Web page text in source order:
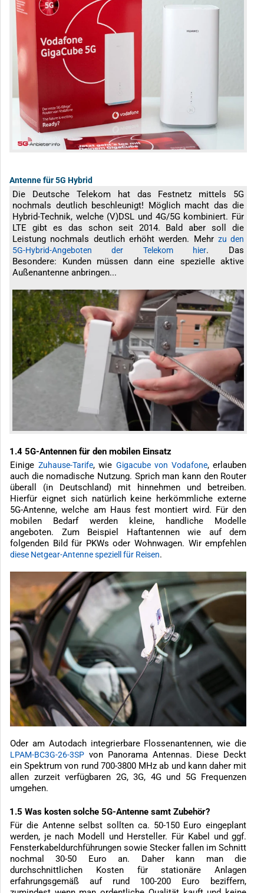
Antenne für 5G Hybrid
Die Deutsche Telekom hat das Festnetz mittels 5G
nochmals deutlich beschleunigt! Möglich macht das die
Hybrid-Technik, welche (V)DSL und 4G/5G kombiniert. Für
LTE gibt es das schon seit 2014. Bald aber soll die
Leistung nochmals deutlich erhöht werden. Mehr zu den
5G-Hybrid-Angeboten der Telekom hier. Das
Besondere: Kunden müssen dann eine spezielle aktive
Außenantenne anbringen...
1.4 5G-Antennen für den mobilen Einsatz
Einige Zuhause-Tarife, wieGigacube von Vodafone, erlauben
auch die nomadische Nutzung. Sprich man kann den Router
überall (in Deutschland) mit hinnehmen und betreiben.
Hierfür eignet sich natürlich keine herkömmliche externe
5G-Antenne, welche am Haus fest montiert wird. Für den
mobilen Bedarf werden kleine, handliche Modelle
angeboten. Zum Beispiel Haftantennen wie auf dem
folgenden Bild für PKWs oder Wohnwagen. Wir empfehlen
diese Netgear-Antenne speziell für Reisen.
Oder am Autodach integrierbare Flossenantennen, wie die
LPAM-BC3G-26-3SP von Panorama Antennas. Diese Deckt
ein Spektrum von rund 700-3800 MHz ab und kann daher mit
allen zurzeit verfügbaren 2G, 3G, 4G und 5G Frequenzen
umgehen.
1.5 Was kosten solche 5G-Antenne samt Zubehör?
Für die Antenne selbst sollten ca. 50-150 Euro eingeplant
werden, je nach Modell und Hersteller. Für Kabel und ggf.
Fensterkabeldurchführungen sowie Stecker fallen im Schnitt
nochmal 30-50 Euro an. Daher kann man die
durchschnittlichen Kosten für stationäre Anlagen
erfahrungsgemäß auf rund 100-200 Euro beziffern,